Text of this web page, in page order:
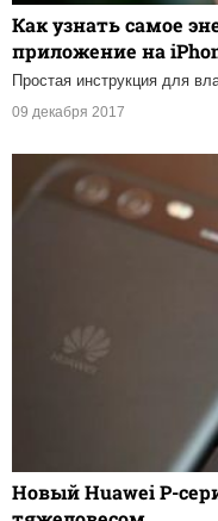
Как узнать самое
приложение на
Простая инструкция для
09 декабря 2017
Новый Huawei P-